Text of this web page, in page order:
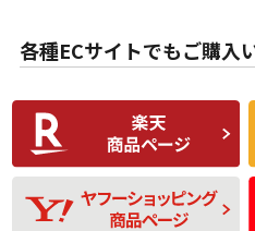
な中古品
C
使用感や傷があり、
比較的きれいな中古
品
D
使用感や目立つ傷が
あり、一般的な中古
品
各種ECサイトでもご購入